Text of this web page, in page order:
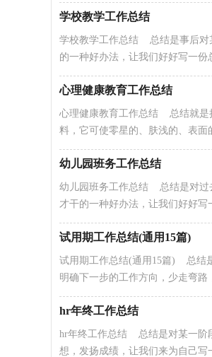
学校教学工作总结
学校教学工作总结 总结是事后对
的一种好办法，让我们好好写一
心理健康教育工作总结
心理健康教育工作总结 总结就是
料，它可使零星的、肤浅的、表面
幼儿园班务工作总结
幼儿园班务工作总结 总结是对过
才干的一种好办法，让我们好好写
试用期工作总结(通用15篇)
试用期工作总结(通用15篇) 总结
明确下一步的工作方向，少走弯
hr年终工作总结
hr年终工作总结 总结是对某一阶
想，发扬成绩，让我们来为自己写